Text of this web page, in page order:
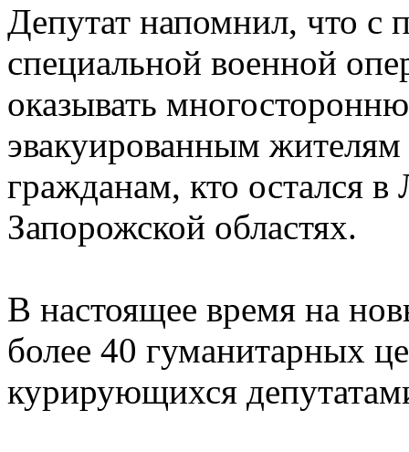
Депутат напомнил, что с
специальной военной
оказывать
эвакуированным
гражданам, кто остался
Запорожской областях.
В настоящее время на
более 40 гуманитарных
курирующихся